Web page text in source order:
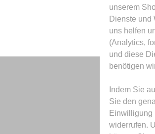
unserem
Dienste und
uns helfen
(Analytics,
und diese
benötigen
Indem Sie
Sie den
Einwilligung
widerrufen.